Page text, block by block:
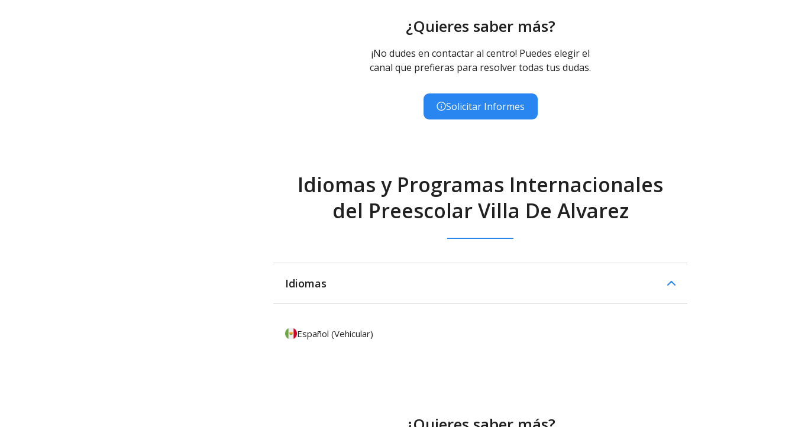
¿Quieres saber más?
¡No dudes en contactar al centro! Puedes elegir el
canal que prefieras para resolver todas tus dudas.
Solicitar Informes
Idiomas y Programas Internacionales
del Preescolar Villa De Alvarez
Idiomas
Español (Vehicular)